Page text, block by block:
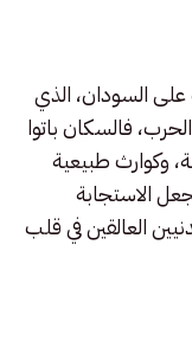
على السودان، الذي
فالسكان باتوا
وكوارث طبيعية
الاستجابة
العالقين في قلب